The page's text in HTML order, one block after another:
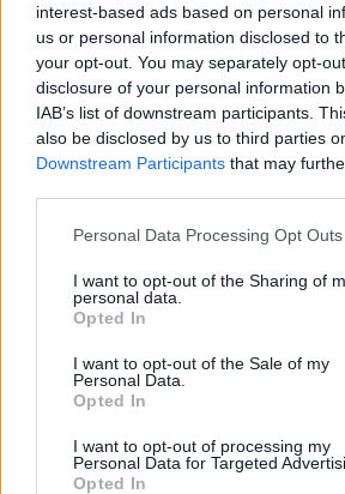
interest-based ads based on personal
us or personal information disclosed to
your opt-out. You may separately opt-
disclosure of your personal information
IAB’s list of downstream participants.
also be disclosed by us to third parties
Downstream Participants that may
Personal Data Processing Opt Outs
I want to opt-out of the Sharing of
personal data.
Opted In
I want to opt-out of the Sale of my
Personal Data.
Opted In
I want to opt-out of processing my
Personal Data for Targeted
Opted In
Det är viktigt att du använder handskar
fällorna. Anledningen är att slemmet
bakterier (e-coli) och det kan man bli sjuk
Peterson i sitt inlägg på Facebook.
I samma inlägg uppmanas alla som
inte använda gift i blandningen,
djur så som hundar, igelkottar, katter och
En fälla kan fånga upp till 25-50
prydnadsträd
TAGGAR: GÖR DET SJÄLV